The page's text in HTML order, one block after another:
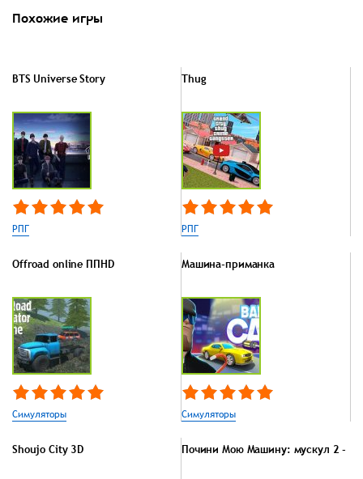
Похожие игры
BTS Universe Story
РПГ
Thug
РПГ
Offroad online ППHD
Симуляторы
Машина-приманка
Симуляторы
Shoujo City 3D Почини Мою Машину: мускул 2 -